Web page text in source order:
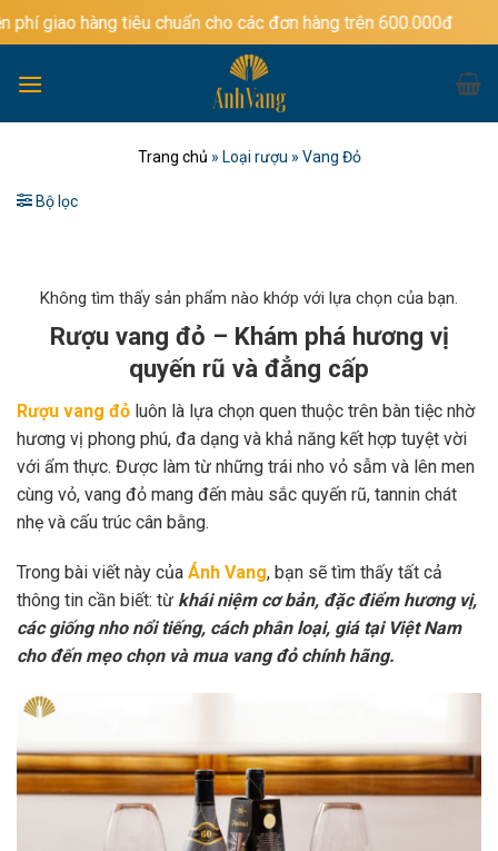
Bỏ
qua
dung
tiêu chuẩn cho các đơn hàng trên 600.000đ
Trang chủ » Loại rượu » Vang Đỏ
Bộ lọc
Không tìm thấy sản phẩm nào khớp với lựa chọn của bạn.
Rượu vang đỏ – Khám phá hương vị
quyến rũ và đẳng cấp
Rượu vang đỏ luôn là lựa chọn quen thuộc trên bàn tiệc nhờ
hương vị phong phú, đa dạng và khả năng kết hợp tuyệt vời
với ẩm thực. Được làm từ những trái nho vỏ sẫm và lên men
cùng vỏ, vang đỏ mang đến màu sắc quyến rũ, tannin chát
nhẹ và cấu trúc cân bằng.
Trong bài viết này của Ánh Vang, bạn sẽ tìm thấy tất cả
thông tin cần biết: từ khái niệm cơ bản, đặc điểm hương vị,
các giống nho nổi tiếng, cách phân loại, giá tại Việt Nam
cho đến mẹo chọn và mua vang đỏ chính hãng.